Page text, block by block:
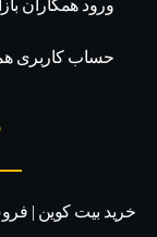
ورود همکاران
حساب کاربری
خرید بیت کوین |